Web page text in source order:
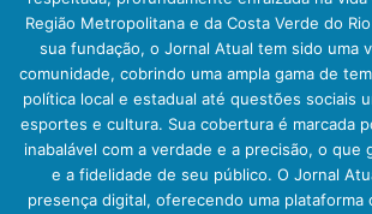
Região Metropolitana e da Costa Verde do
sua fundação, o Jornal Atual tem sido uma
comunidade, cobrindo uma ampla gama de
política local e estadual até questões sociais
esportes e cultura. Sua cobertura é marcada
inabalável com a verdade e a precisão, o que
e a fidelidade de seu público. O Jornal
presença digital, oferecendo uma plataforma